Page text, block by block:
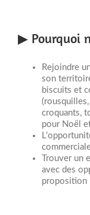
▶ Pourquoi
Rejoindre
son
biscuits et
(rousquilles,
croquants,
pour Noël
Trouver un
avec des
proposition